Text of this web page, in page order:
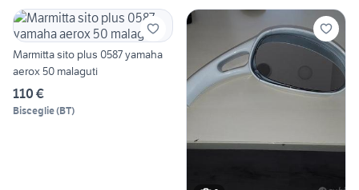
Marmitta sito plus 0587 yamaha
aerox 50 malaguti
110 €
Bisceglie(BT)